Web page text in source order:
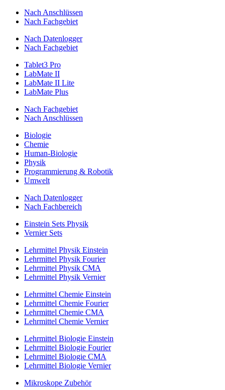
Nach Anschlüssen
Nach Fachgebiet
Nach Datenlogger
Nach Fachgebiet
Tablet3 Pro
LabMate II
LabMate II Lite
LabMate Plus
Nach Fachgebiet
Nach Anschlüssen
Biologie
Chemie
Human-Biologie
Physik
Programmierung & Robotik
Umwelt
Nach Datenlogger
Nach Fachbereich
Einstein Sets Physik
Vernier Sets
Lehrmittel Physik Einstein
Lehrmittel Physik Fourier
Lehrmittel Physik CMA
Lehrmittel Physik Vernier
Lehrmittel Chemie Einstein
Lehrmittel Chemie Fourier
Lehrmittel Chemie CMA
Lehrmittel Chemie Vernier
Lehrmittel Biologie Einstein
Lehrmittel Biologie Fourier
Lehrmittel Biologie CMA
Lehrmittel Biologie Vernier
Mikroskope Zubehör